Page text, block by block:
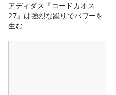
アディダス『コードカオス
27』は強烈な蹴りでパワーを
生む